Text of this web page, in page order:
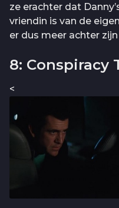
ze erachter dat
vriendin is van de
er dus meer achter
8: Conspiracy
<